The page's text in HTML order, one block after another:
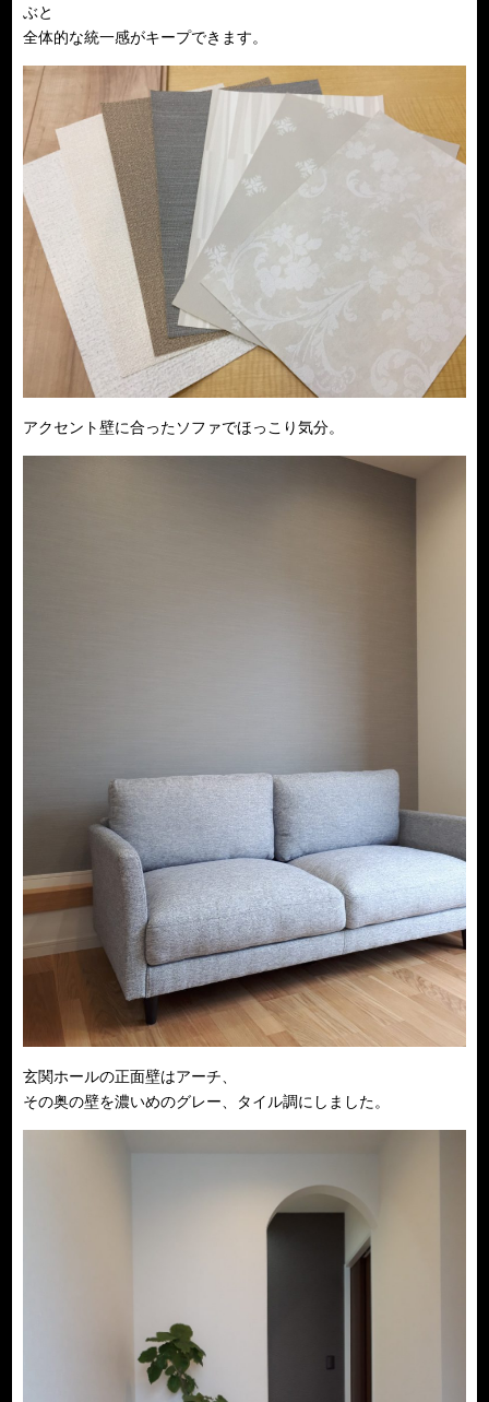
ぶと
全体的な統一感がキープできます。
アクセント壁に合ったソファでほっこり気分。
玄関ホールの正面壁はアーチ、
その奥の壁を濃いめのグレー、タイル調にしました。